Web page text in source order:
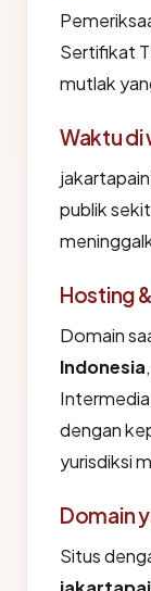
Sertifikat
mutlak
Waktu di
publik
Hosting
Domain
Indonesia
dengan
yurisdiksi
Domain
Situs